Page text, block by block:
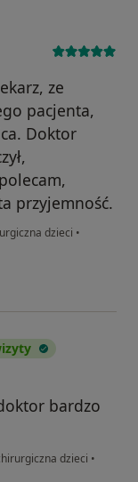
ze
pacjenta,
Doktor
przyjemność.
dzieci •
bardzo
dzieci •